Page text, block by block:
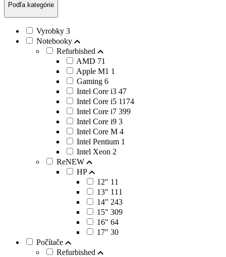
Podľa kategórie
Vyrobky 3
Notebooky
Refurbished
AMD 71
Apple M1 1
Gaming 6
Intel Core i3 47
Intel Core i5 1174
Intel Core i7 399
Intel Core i9 3
Intel Core M 4
Intel Pentium 1
Intel Xeon 2
ReNEW
HP
12" 11
13" 111
14" 243
15" 309
16" 64
17" 30
Počítače
Refurbished